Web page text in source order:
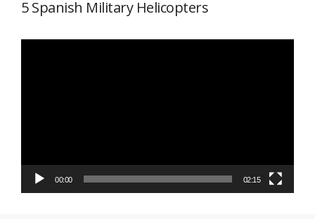
5 Spanish Military Helicopters
00:00 02:15